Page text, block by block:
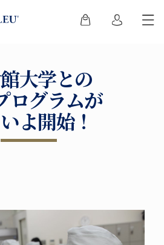
大学との
ログラムが
よ開始！